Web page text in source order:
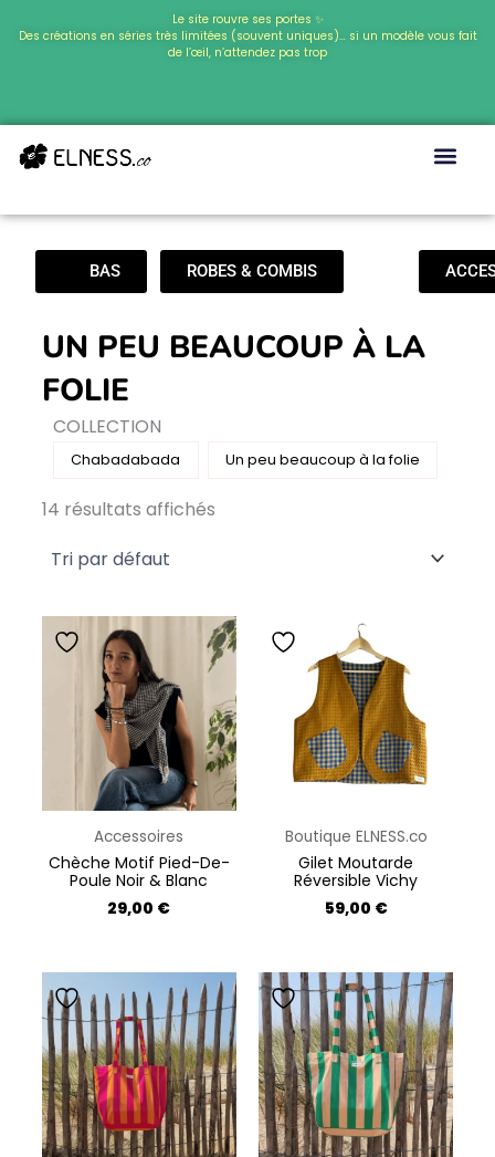
Le site rouvre ses portes ✨
Des créations en séries très limitées (souvent uniques)… si un modèle vous fait
de l’œil, n’attendez pas trop
HAUTS
BAS ROBES & COMBIS
UN PEU BEAUCOUP À LA
FOLIE
COLLECTION
Chabadabada Un peu beaucoup à la folie
14 résultats affichés
Accessoires
Chèche Motif Pied-De-
Poule Noir & Blanc
29,00 €
Boutique ELNESS.co
Gilet Moutarde
Réversible Vichy
59,00 €
Ce
produit
a
plusieurs
variations.
Les
peuvent
être
choisies
sur
page
du
produit